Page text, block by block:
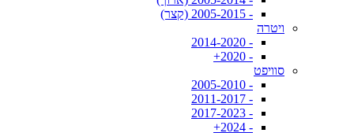
- 2005-2015 (קצר)
ויטרה
- 2014-2020
- 2020+
סוויפט
- 2005-2010
- 2011-2017
- 2017-2023
- 2024+